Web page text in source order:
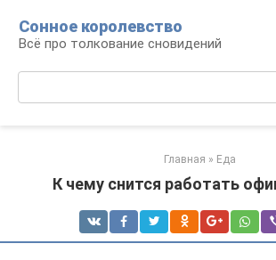
контенту
Сонное королевство
Всё про толкование сновидений
Главная » Еда
К чему снится работать